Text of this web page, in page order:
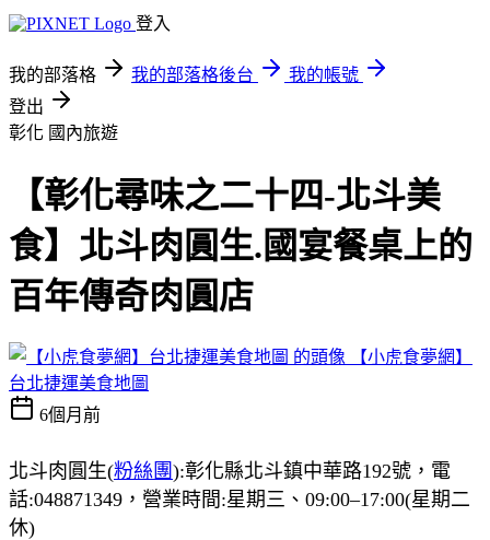
登入
我的部落格 我的部落格後台
我的帳號
登出
彰化 國內旅遊
【彰化尋味之二十四-北斗美
食】北斗肉圓生.國宴餐桌上的
百年傳奇肉圓店
【小虎食夢網】
台北捷運美食地圖
6個月前
北斗肉圓生(粉絲團):彰化縣北斗鎮中華路192號，電
話:048871349，營業時間:星期三、09:00–17:00(星期二
休)